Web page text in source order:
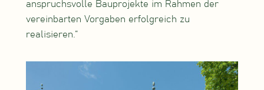
anspruchsvolle Bauprojekte im Rahmen der
vereinbarten Vorgaben erfolgreich zu
realisieren.“